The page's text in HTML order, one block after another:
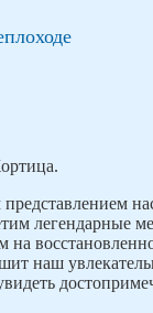
легендарные
наш